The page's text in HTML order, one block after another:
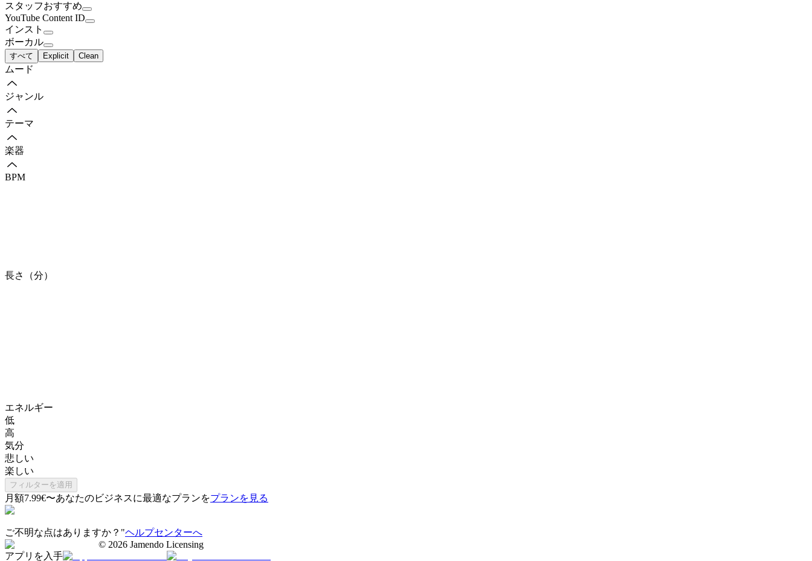
スタッフおすすめ
YouTube Content ID
インスト
ボーカル
すべて Explicit Clean
ムード
ジャンル
テーマ
楽器
BPM
長さ（分）
エネルギー
低
高
気分
悲しい
楽しい
フィルターを適用
月額7.99€〜あなたのビジネスに最適なプランをプランを見る
ご不明な点はありますか？"ヘルプセンターへ
© 2026 Jamendo Licensing
アプリを入手